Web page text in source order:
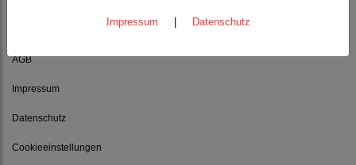
AGB
Impressum
Datenschutz
Cookieeinstellungen
Impressum Datenschutz